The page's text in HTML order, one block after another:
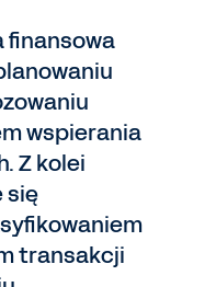
finansowa
wspierania
Z kolei
się
transakcji